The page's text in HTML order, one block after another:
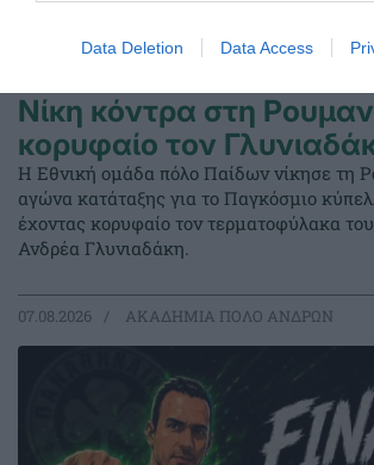
Data Deletion Data Access
Νίκη κόντρα στη
κορυφαίο τον
Η Εθνική ομάδα πόλο Παίδων νίκησε τη
αγώνα κατάταξης για το Παγκόσμιο
έχοντας κορυφαίο τον τερματοφύλακα
Ανδρέα Γλυνιαδάκη.
07.08.2026 ΑΚΑΔΗΜΙΑ ΠΟΛΟ ΑΝΔΡΩΝ